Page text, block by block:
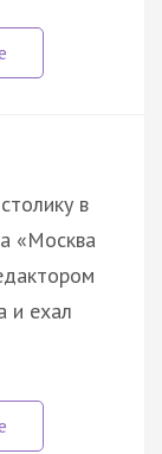
в
«Москва
и ехал